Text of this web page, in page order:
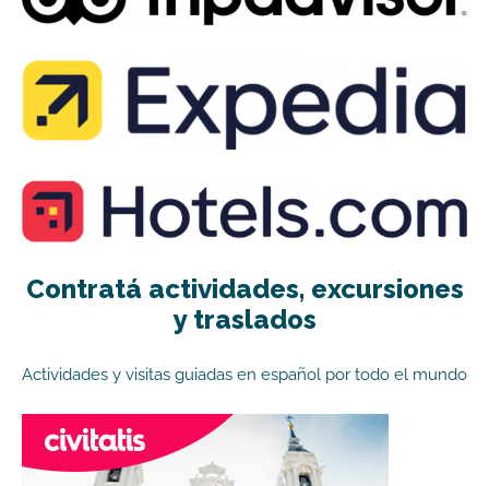
Contratá actividades, excursiones
y traslados
Actividades y visitas guiadas en español por todo el mundo